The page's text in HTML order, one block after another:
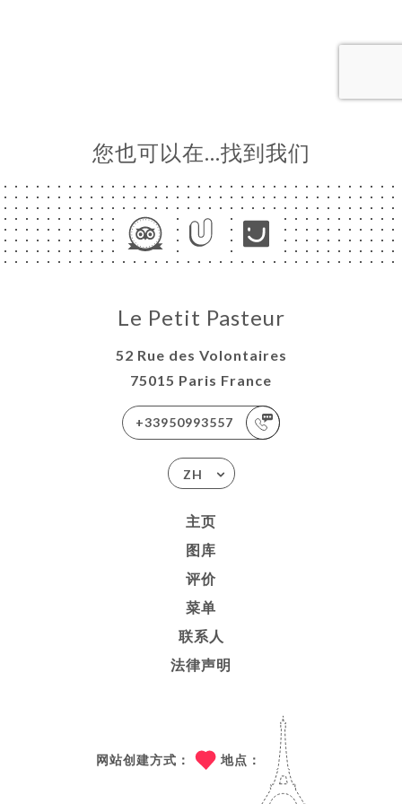
您也可以在…找到我们
Le Petit Pasteur
52 Rue des Volontaires
75015 Paris France
+33950993557
ZH
主页
图库
评价
菜单
联系人
法律声明
网站创建方式： 地点：